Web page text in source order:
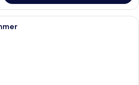
Ein Schlafzimmer mit großem